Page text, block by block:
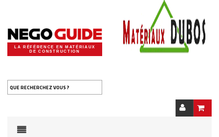
LA RÉFÉRENCE EN MATÉRIAUX
DE CONSTRUCTION
QUE RECHERCHEZ VOUS ?